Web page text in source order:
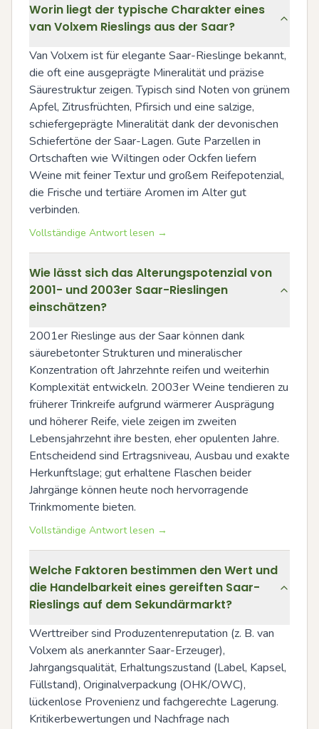
Worin liegt der typische Charakter eines
van Volxem Rieslings aus der Saar?
Van Volxem ist für elegante Saar-Rieslinge bekannt,
die oft eine ausgeprägte Mineralität und präzise
Säurestruktur zeigen. Typisch sind Noten von grünem
Apfel, Zitrusfrüchten, Pfirsich und eine salzige,
schiefergeprägte Mineralität dank der devonischen
Schiefertöne der Saar-Lagen. Gute Parzellen in
Ortschaften wie Wiltingen oder Ockfen liefern
Weine mit feiner Textur und großem Reifepotenzial,
die Frische und tertiäre Aromen im Alter gut
verbinden.
Vollständige Antwort lesen →
Wie lässt sich das Alterungspotenzial von
2001- und 2003er Saar-Rieslingen
einschätzen?
2001er Rieslinge aus der Saar können dank
säurebetonter Strukturen und mineralischer
Konzentration oft Jahrzehnte reifen und weiterhin
Komplexität entwickeln. 2003er Weine tendieren zu
früherer Trinkreife aufgrund wärmerer Ausprägung
und höherer Reife, viele zeigen im zweiten
Lebensjahrzehnt ihre besten, eher opulenten Jahre.
Entscheidend sind Ertragsniveau, Ausbau und exakte
Herkunftslage; gut erhaltene Flaschen beider
Jahrgänge können heute noch hervorragende
Trinkmomente bieten.
Vollständige Antwort lesen →
Welche Faktoren bestimmen den Wert und
die Handelbarkeit eines gereiften Saar-
Rieslings auf dem Sekundärmarkt?
Werttreiber sind Produzentenreputation (z. B. van
Volxem als anerkannter Saar-Erzeuger),
Jahrgangsqualität, Erhaltungszustand (Label, Kapsel,
Füllstand), Originalverpackung (OHK/OWC),
lückenlose Provenienz und fachgerechte Lagerung.
Kritikerbewertungen und Nachfrage nach